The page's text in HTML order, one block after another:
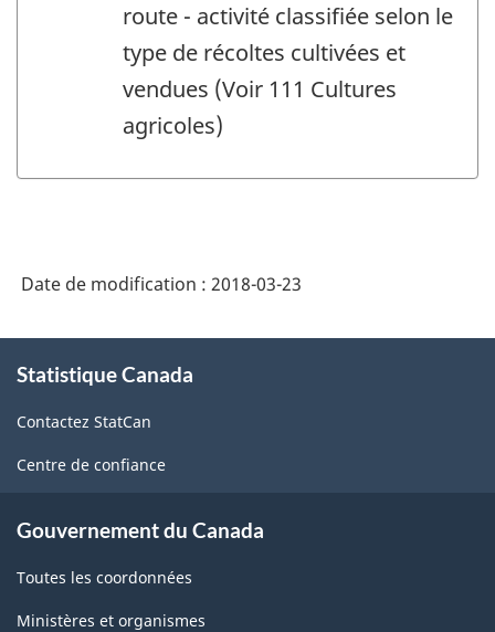
route - activité classifiée selon le
type de récoltes cultivées et
vendues (Voir 111 Cultures
agricoles)
Date de modification : 2018-03-23
propos
ce
site
Statistique Canada
Contactez StatCan
Centre de confiance
Gouvernement du Canada
Toutes les coordonnées
Ministères et organismes